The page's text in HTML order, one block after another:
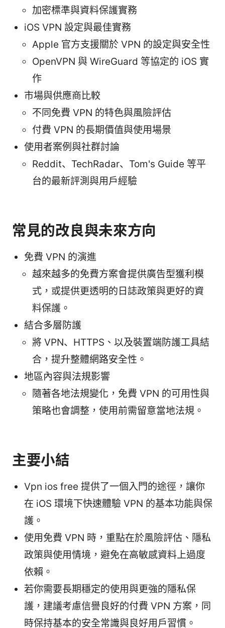
加密標準與資料保護實務
iOS VPN 設定與最佳實務
Apple 官方支援關於 VPN 的設定與安全性
OpenVPN 與 WireGuard 等協定的 iOS 實
作
市場與供應商比較
不同免費 VPN 的特色與風險評估
付費 VPN 的長期價值與使用場景
使用者案例與社群討論
Reddit、TechRadar、Tom's Guide 等平
台的最新評測與用戶經驗
常見的改良與未來方向
免費 VPN 的演進
越來越多的免費方案會提供廣告型獲利模
式，或提供更透明的日誌政策與更好的資
料保護。
結合多層防護
將 VPN、HTTPS、以及裝置端防護工具結
合，提升整體網路安全性。
地區內容與法規影響
隨著各地法規變化，免費 VPN 的可用性與
策略也會調整，使用前需留意當地法規。
主要小結
Vpn ios free 提供了一個入門的途徑，讓你
在 iOS 環境下快速體驗 VPN 的基本功能與保
護。
使用免費 VPN 時，重點在於風險評估、隱私
政策與使用情境，避免在高敏感資料上過度
依賴。
若你需要長期穩定的使用與更強的隱私保
護，建議考慮信譽良好的付費 VPN 方案，同
時保持基本的安全常識與良好用戶習慣。